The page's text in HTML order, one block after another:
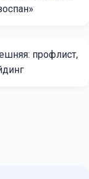
профлист,